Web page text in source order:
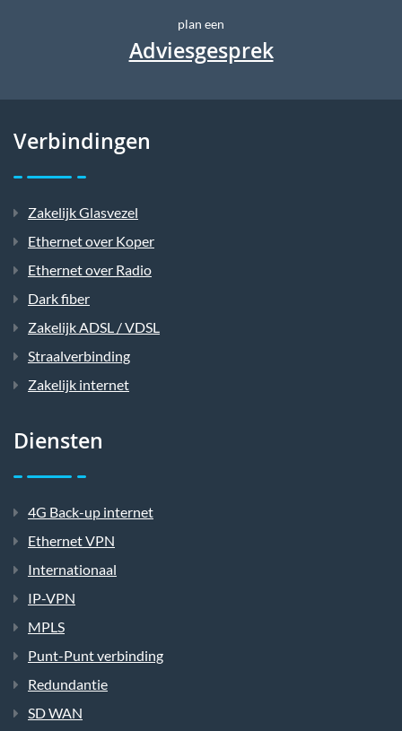
plan een
Adviesgesprek
Verbindingen
Zakelijk Glasvezel
Ethernet over Koper
Ethernet over Radio
Dark fiber
Zakelijk ADSL / VDSL
Straalverbinding
Zakelijk internet
Diensten
4G Back-up internet
Ethernet VPN
Internationaal
IP-VPN
MPLS
Punt-Punt verbinding
Redundantie
SD WAN